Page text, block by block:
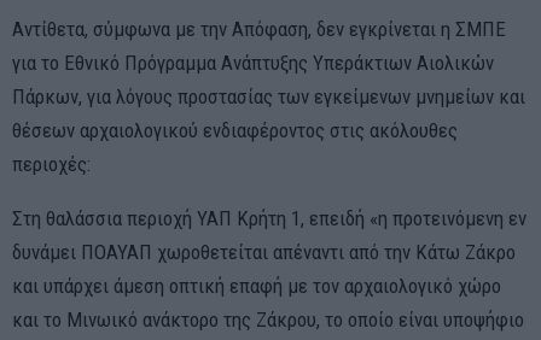
Αντίθετα, σύμφωνα με την Απόφαση, δεν εγκρίνεται η ΣΜΠΕ
για το Εθνικό Πρόγραμμα Ανάπτυξης Υπεράκτιων Αιολικών
Πάρκων, για λόγους προστασίας των εγκείμενων μνημείων και
θέσεων αρχαιολογικού ενδιαφέροντος στις ακόλουθες
περιοχές:
Στη θαλάσσια περιοχή ΥΑΠ Κρήτη 1, επειδή «η προτεινόμενη εν
δυνάμει ΠΟΑΥΑΠ χωροθετείται απέναντι από την Κάτω Ζάκρο
και υπάρχει άμεση οπτική επαφή με τον αρχαιολογικό χώρο
και το Μινωικό ανάκτορο της Ζάκρου, το οποίο είναι υποψήφιο